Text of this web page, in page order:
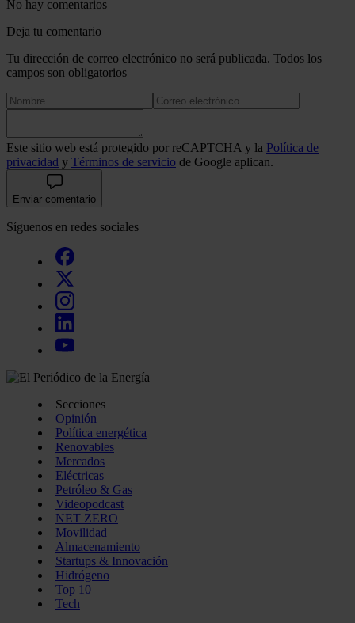
No hay comentarios
Deja tu comentario
Tu dirección de correo electrónico no será publicada. Todos los
campos son obligatorios
Este sitio web está protegido por reCAPTCHA y la Política de
privacidad y Términos de servicio de Google aplican.
Enviar comentario
Síguenos en redes sociales
Secciones
Opinión
Política energética
Renovables
Mercados
Eléctricas
Petróleo & Gas
Videopodcast
NET ZERO
Movilidad
Almacenamiento
Startups & Innovación
Hidrógeno
Top 10
Tech